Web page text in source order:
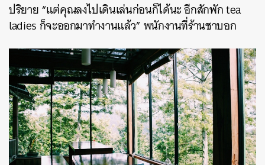
ปริยาย “แต่คุณลงไปเดินเล่นก่อนก็ได้นะ อีกสักพัก tea
ladies ก็จะออกมาทำงานแล้ว” พนักงานที่ร้านชาบอก